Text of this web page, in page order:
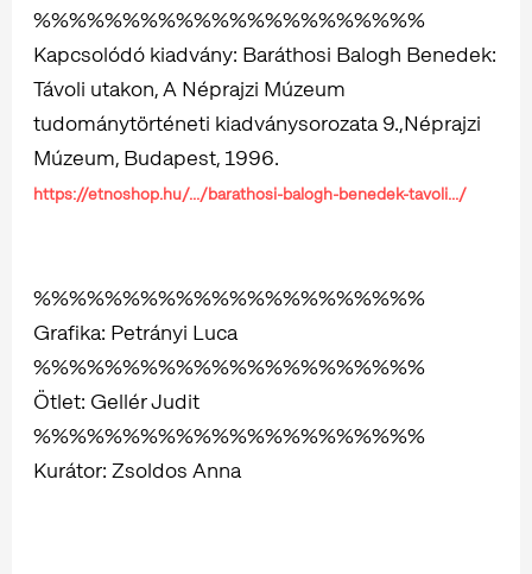
%%%%%%%%%%%%%%%%%%%%%%
Kapcsolódó kiadvány: Baráthosi Balogh Benedek:
Távoli utakon, A Néprajzi Múzeum
tudománytörténeti kiadványsorozata 9.,Néprajzi
Múzeum, Budapest, 1996.
https://etnoshop.hu/.../barathosi-balogh-benedek-tavoli.../
%%%%%%%%%%%%%%%%%%%%%%
Grafika: Petrányi Luca
%%%%%%%%%%%%%%%%%%%%%%
Ötlet: Gellér Judit
%%%%%%%%%%%%%%%%%%%%%%
Kurátor: Zsoldos Anna